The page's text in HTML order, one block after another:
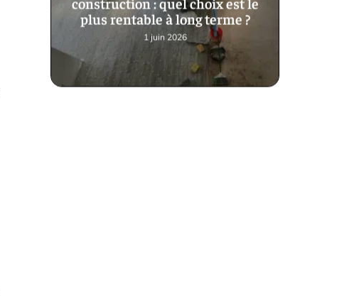
construction : quel choix est le
plus rentable à long terme ?
1 juin 2026